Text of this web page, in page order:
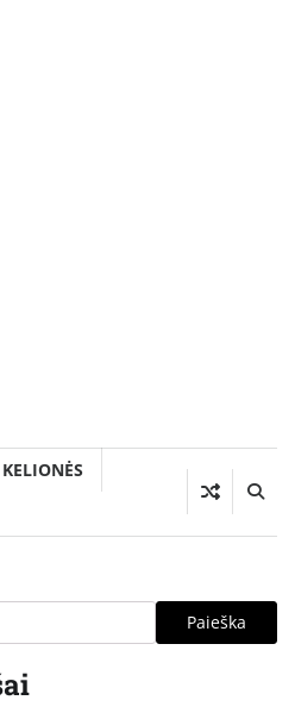
KELIONĖS
Paieška